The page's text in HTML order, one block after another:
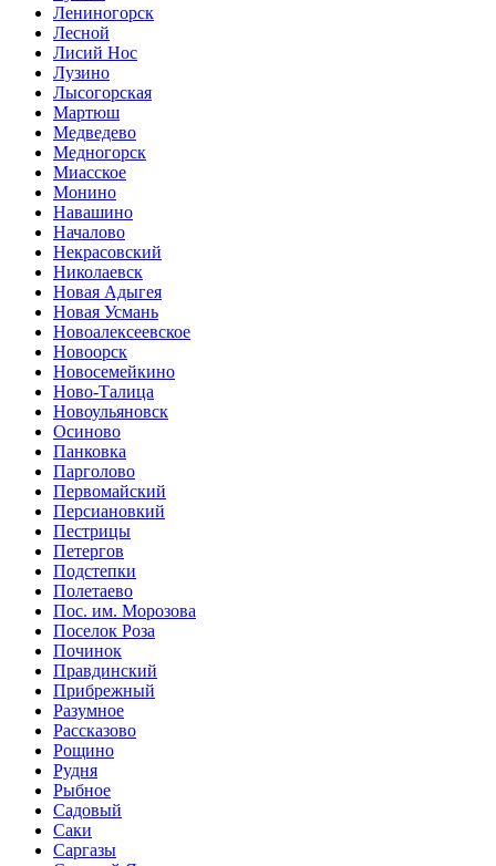
Лениногорск
Лесной
Лисий Нос
Лузино
Лысогорская
Мартюш
Медведево
Медногорск
Миасское
Монино
Навашино
Началово
Некрасовский
Николаевск
Новая Адыгея
Новая Усмань
Новоалексеевское
Новоорск
Новосемейкино
Ново-Талица
Новоульяновск
Осиново
Панковка
Парголово
Первомайский
Персиановкий
Пестрицы
Петергов
Подстепки
Полетаево
Пос. им. Морозова
Поселок Роза
Починок
Правдинский
Прибрежный
Разумное
Рассказово
Рощино
Рудня
Рыбное
Садовый
Саки
Саргазы